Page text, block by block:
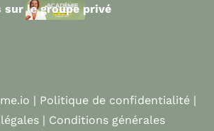
sur le groupe privé
| Politique de confidentialité |
| Conditions générales